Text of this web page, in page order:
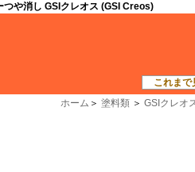
や消し GSIクレオス (GSI Creos)
ホーム ＞ 塗料類 ＞ GSIクレオ
これまで